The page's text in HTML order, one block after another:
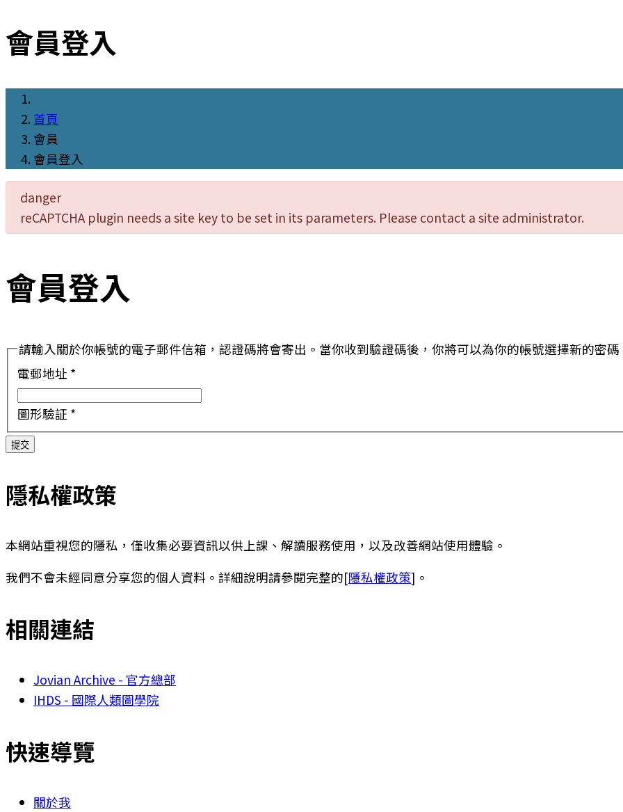
會員登入
首頁
會員
會員登入
danger
reCAPTCHA plugin needs a site key to be set in its parameters. Please contact a site administrator.
會員登入
請輸入關於你帳號的電子郵件信箱，認證碼將會寄出。當你收到驗證碼後，你將可以為你的帳號選擇新的密碼
電郵地址 *
圖形驗証 *
提交
隱私權政策
本網站重視您的隱私，僅收集必要資訊以供上課、解讀服務使用，以及改善網站使用體驗。
我們不會未經同意分享您的個人資料。詳細說明請參閱完整的[隱私權政策]。
相關連結
Jovian Archive - 官方總部
IHDS - 國際人類圖學院
快速導覽
關於我